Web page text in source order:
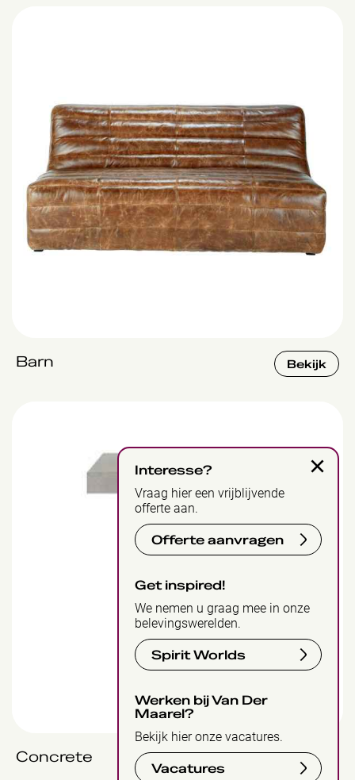
×
Interesse?
Vraag hier een vrijblijvende
offerte aan.
Offerte aanvragen
Get inspired!
We nemen u graag mee in onze
belevingswerelden.
Spirit Worlds
Werken bij Van Der
Maarel?
Bekijk hier onze vacatures.
Vacatures
Bekijk
Barn
Bekijk
Concrete